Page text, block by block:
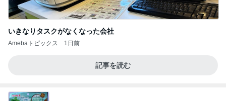
いきなりタスクがなくなった会社
Amebaトピックス 1日前
記事を読む